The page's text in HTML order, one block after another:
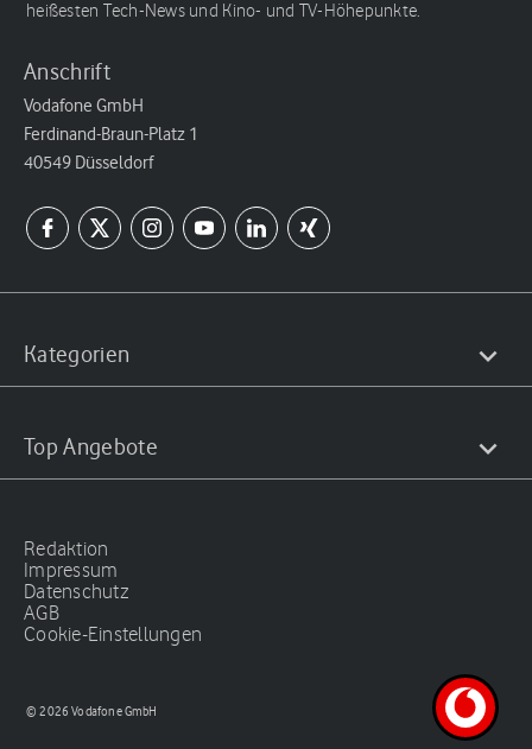
heißesten Tech-News und Kino- und TV-Höhepunkte.
Anschrift
Vodafone GmbH
Ferdinand-Braun-Platz 1
40549 Düsseldorf
Kategorien
Top Angebote
Redaktion
Impressum
Datenschutz
AGB
Cookie-Einstellungen
© 2026 Vodafone GmbH